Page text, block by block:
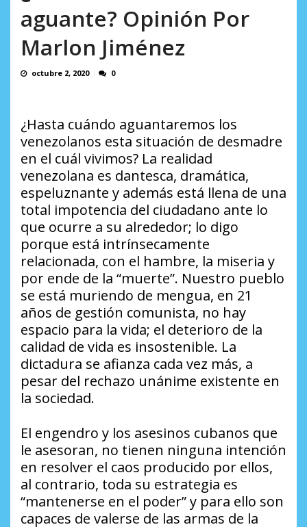
aguante? Opinión Por
Marlon Jiménez
octubre 2, 2020 0
¿Hasta cuándo aguantaremos los
venezolanos esta situación de desmadre
en el cuál vivimos? La realidad
venezolana es dantesca, dramática,
espeluznante y además está llena de una
total impotencia del ciudadano ante lo
que ocurre a su alrededor; lo digo
porque está intrínsecamente
relacionada, con el hambre, la miseria y
por ende de la “muerte”. Nuestro pueblo
se está muriendo de mengua, en 21
años de gestión comunista, no hay
espacio para la vida; el deterioro de la
calidad de vida es insostenible. La
dictadura se afianza cada vez más, a
pesar del rechazo unánime existente en
la sociedad.
El engendro y los asesinos cubanos que
le asesoran, no tienen ninguna intención
en resolver el caos producido por ellos,
al contrario, toda su estrategia es
“mantenerse en el poder” y para ello son
capaces de valerse de las armas de la